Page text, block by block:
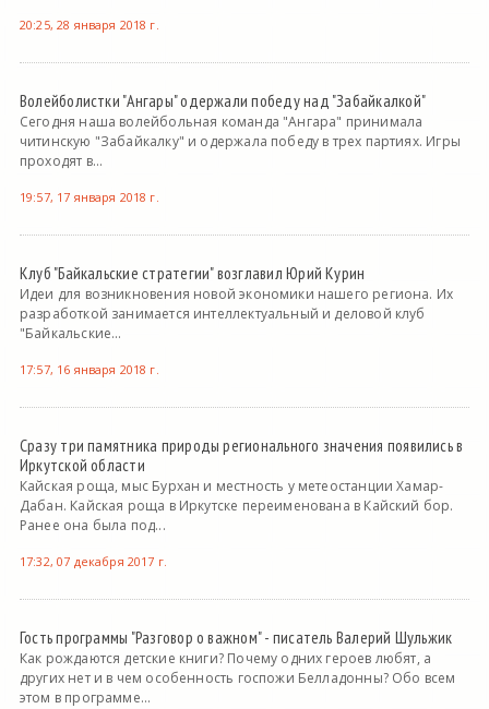
20:25, 28 января 2018 г.
Волейболистки "Ангары" одержали победу над "Забайкалкой"
Сегодня наша волейбольная команда "Ангара" принимала
читинскую "Забайкалку" и одержала победу в трех партиях. Игры
проходят в...
19:57, 17 января 2018 г.
Клуб "Байкальские стратегии" возглавил Юрий Курин
Идеи для возникновения новой экономики нашего региона. Их
разработкой занимается интеллектуальный и деловой клуб
"Байкальские...
17:57, 16 января 2018 г.
Сразу три памятника природы регионального значения появились в
Иркутской области
Кайская роща, мыс Бурхан и местность у метеостанции Хамар-
Дабан. Кайская роща в Иркутске переименована в Кайский бор.
Ранее она была под...
17:32, 07 декабря 2017 г.
Гость программы "Разговор о важном" - писатель Валерий Шульжик
Как рождаются детские книги? Почему одних героев любят, а
других нет и в чем особенность госпожи Белладонны? Обо всем
этом в программе...